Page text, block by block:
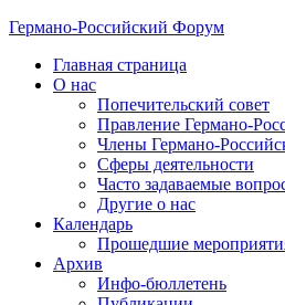
Германо-Российский Форум
Главная страница
О нас
Попечительский совет
Правление Германо-
Члены Германо-
Сферы деятельности
Часто задаваемые
Другие о нас
Календарь
Прошедшие
Архив
Инфо-бюллетень